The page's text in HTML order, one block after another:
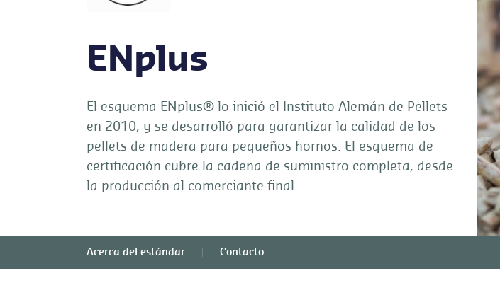
ENplus
El esquema ENplus® lo inició el Instituto Alemán de Pellets
en 2010, y se desarrolló para garantizar la calidad de los
pellets de madera para pequeños hornos. El esquema de
certificación cubre la cadena de suministro completa, desde
la producción al comerciante final.
Acerca del estándar Contacto